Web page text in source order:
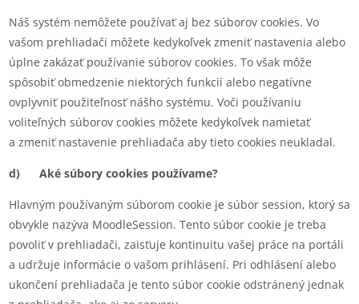
Náš systém nemôžete používať aj bez súborov cookies. Vo
vašom prehliadači môžete kedykoľvek zmeniť nastavenia alebo
úplne zakázať používanie súborov cookies. To však môže
spôsobiť obmedzenie niektorých funkcií alebo negatívne
ovplyvniť použiteľnosť nášho systému. Voči používaniu
voliteľných súborov cookies môžete kedykoľvek namietať
a zmeniť nastavenie prehliadača aby tieto cookies neukladal.
d) Aké súbory cookies používame?
Hlavným používaným súborom cookie je súbor session, ktorý sa
obvykle nazýva MoodleSession. Tento súbor cookie je treba
povoliť v prehliadači, zaisťuje kontinuitu vašej práce na portáli
a udržuje informácie o vašom prihlásení. Pri odhlásení alebo
ukončení prehliadača je tento súbor cookie odstránený jednak